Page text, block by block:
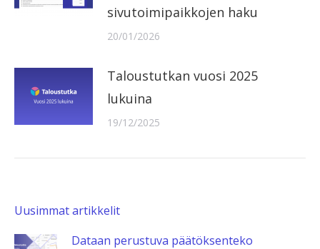
sivutoimipaikkojen haku
20/01/2026
Taloustutkan vuosi 2025
lukuina
19/12/2025
Uusimmat artikkelit
Dataan perustuva päätöksenteko